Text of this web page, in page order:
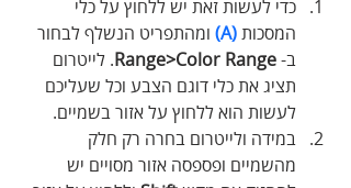
כדי לעשות זאת יש ללחוץ על כלי
המסכות (A)
ומהתפריט הנשלף לבחור
ב- Range>Color Range. לייטרום
תציג את כלי דוגם הצבע וכל שעליכם
לעשות הוא ללחוץ על אזור בשמיים.
במידה ולייטרום בחרה רק חלק
מהשמיים ופספסה אזור מסויים יש